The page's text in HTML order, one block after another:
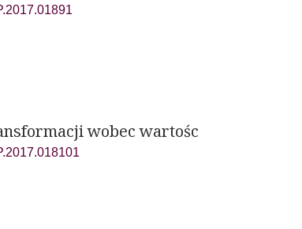
wobec wartośc